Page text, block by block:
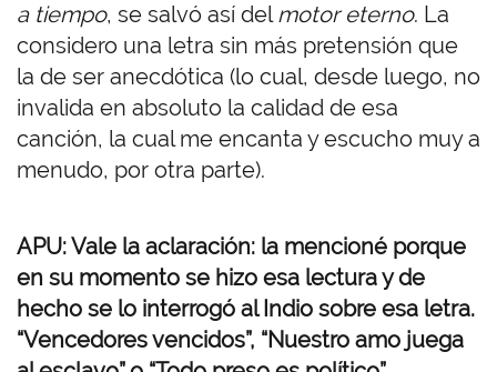
a tiempo, se salvó así delmotor eterno. La
considero una letra sin más pretensión que
la de ser anecdótica (lo cual, desde luego, no
invalida en absoluto la calidad de esa
canción, la cual me encanta y escucho muy a
menudo, por otra parte).
APU: Vale la aclaración: la mencioné porque
en su momento se hizo esa lectura y de
hecho se lo interrogó al Indio sobre esa letra.
“Vencedores vencidos”, “Nuestro amo juega